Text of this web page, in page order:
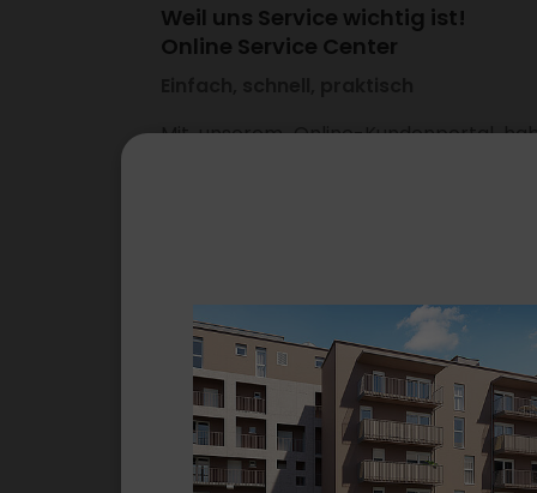
Weil uns Service wichtig ist!
Online Service Center
Mit unserem Online-Kunden­portal
ZUM ONLINE SERVICE
CENTER!